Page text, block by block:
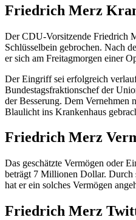
Friedrich Merz
Der CDU-Vorsitzende Friedrich
Schlüsselbein gebrochen. Nach
er sich am Freitagmorgen einer
Der Eingriff sei erfolgreich
Bundestagsfraktionschef der
der Besserung. Dem Vernehmen
Blaulicht ins Krankenhaus
Friedrich Merz
Das geschätzte Vermögen oder
beträgt 7 Millionen Dollar. Durch
hat er ein solches Vermögen
Friedrich Merz